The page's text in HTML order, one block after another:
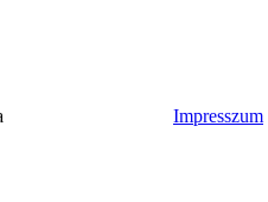
Impresszum